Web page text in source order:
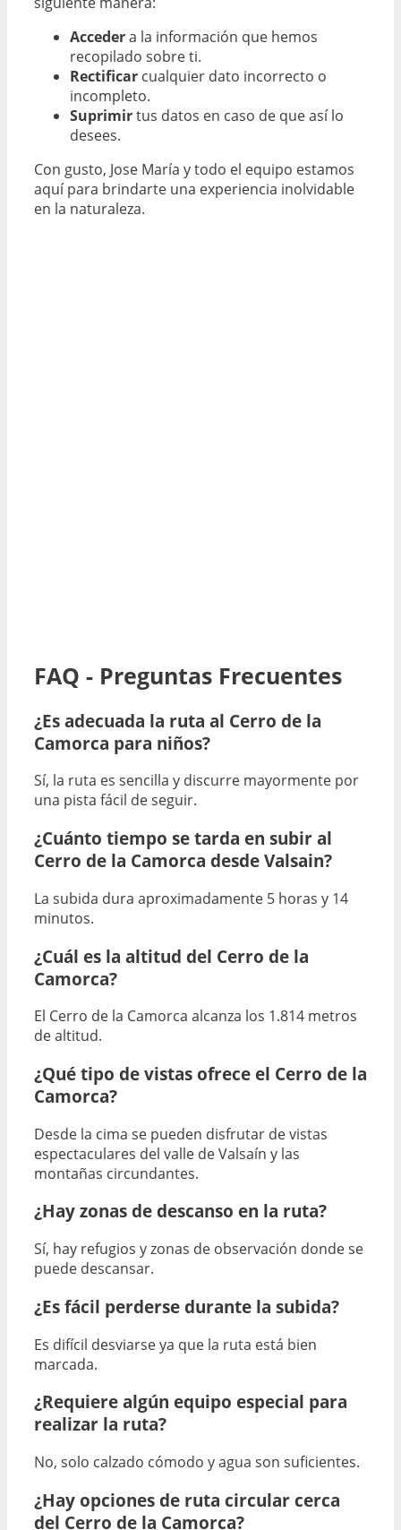
Accedera la información que hemos
recopilado sobre ti.
Rectificar cualquier dato incorrecto o
incompleto.
Suprimirtus datos en caso de que así lo
desees.
Con gusto, Jose María y todo el equipo estamos
aquí para brindarte una experiencia inolvidable
en la naturaleza.
FAQ - Preguntas Frecuentes
¿Es adecuada la ruta al Cerro de la
Camorca para niños?
Sí, la ruta es sencilla y discurre mayormente por
una pista fácil de seguir.
¿Cuánto tiempo se tarda en subir al
Cerro de la Camorca desde Valsain?
La subida dura aproximadamente 5 horas y 14
minutos.
¿Cuál es la altitud del Cerro de la
Camorca?
El Cerro de la Camorca alcanza los 1.814 metros
de altitud.
¿Qué tipo de vistas ofrece el Cerro de la
Camorca?
Desde la cima se pueden disfrutar de vistas
espectaculares del valle de Valsaín y las
montañas circundantes.
¿Hay zonas de descanso en la ruta?
Sí, hay refugios y zonas de observación donde se
puede descansar.
¿Es fácil perderse durante la subida?
Es difícil desviarse ya que la ruta está bien
marcada.
¿Requiere algún equipo especial para
realizar la ruta?
No, solo calzado cómodo y agua son suficientes.
¿Hay opciones de ruta circular cerca
del Cerro de la Camorca?